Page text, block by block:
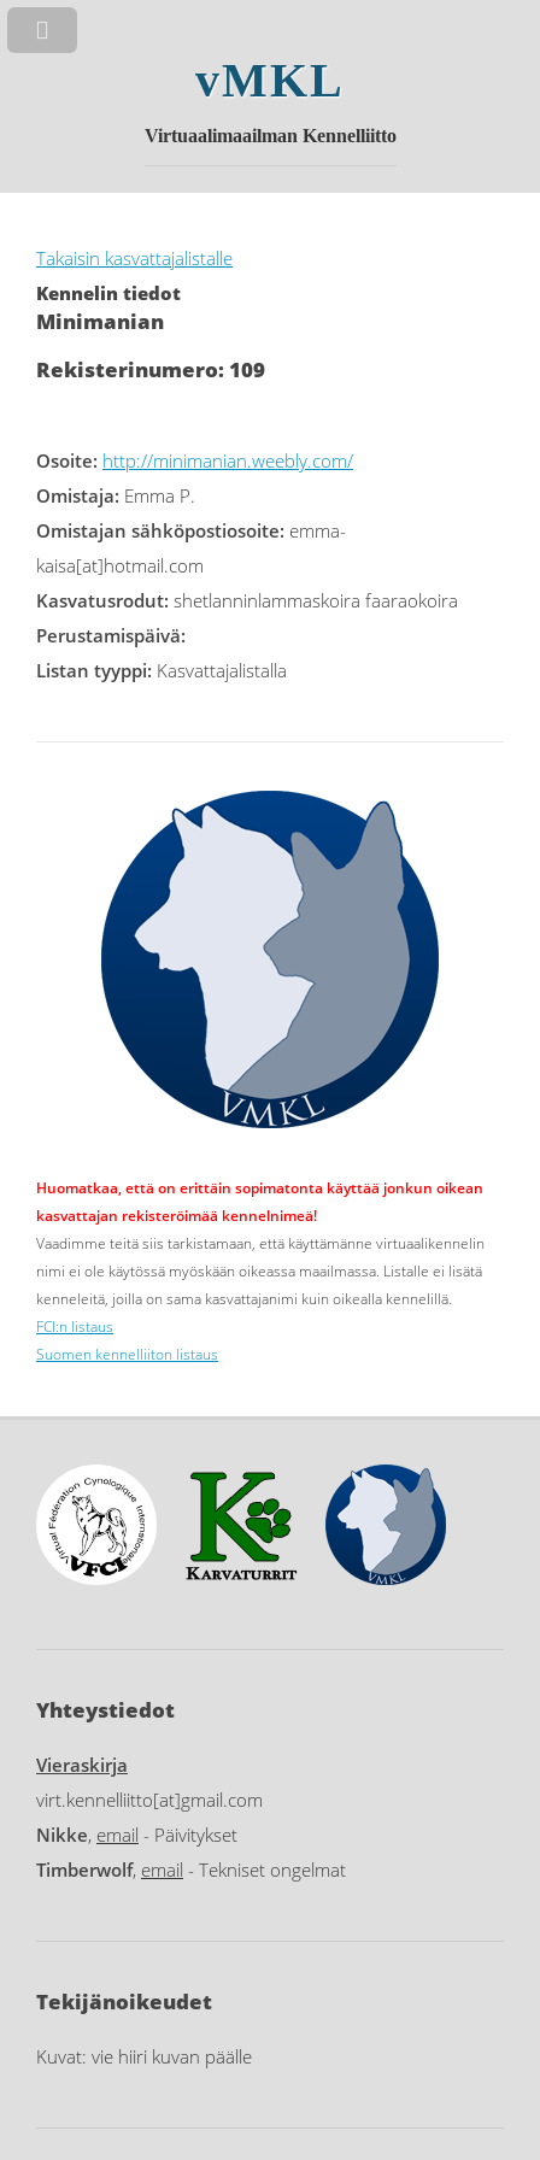
vMKL
Virtuaalimaailman Kennelliitto
Takaisin kasvattajalistalle
Kennelin tiedot
Minimanian
Rekisterinumero: 109
Osoite: http://minimanian.weebly.com/
Omistaja: Emma P.
Omistajan sähköpostiosoite: emma-
kaisa[at]hotmail.com
Kasvatusrodut: shetlanninlammaskoira faaraokoira
Perustamispäivä:
Listan tyyppi: Kasvattajalistalla
Huomatkaa, että on erittäin sopimatonta käyttää jonkun oikean
kasvattajan rekisteröimää kennelnimeä!
Vaadimme teitä siis tarkistamaan, että käyttämänne virtuaalikennelin
nimi ei ole käytössä myöskään oikeassa maailmassa. Listalle ei lisätä
kenneleitä, joilla on sama kasvattajanimi kuin oikealla kennelillä.
FCI:n listaus
Suomen kennelliiton listaus
Yhteystiedot
Vieraskirja
virt.kennelliitto[at]gmail.com
Nikke, email - Päivitykset
Timberwolf, email - Tekniset ongelmat
Tekijänoikeudet
Kuvat: vie hiiri kuvan päälle